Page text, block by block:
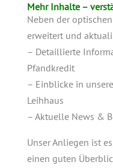
Mehr Inhalte –
Neben der
erweitert und
– Detaillierte
Pfandkredit
– Einblicke in
Leihhaus
– Aktuelle News &
Unser Anliegen ist
einen guten